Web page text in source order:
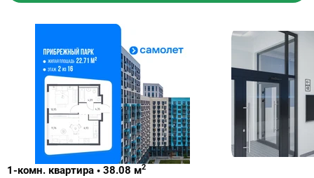
Ссылка
1-комн. квартира • 38.08 м2